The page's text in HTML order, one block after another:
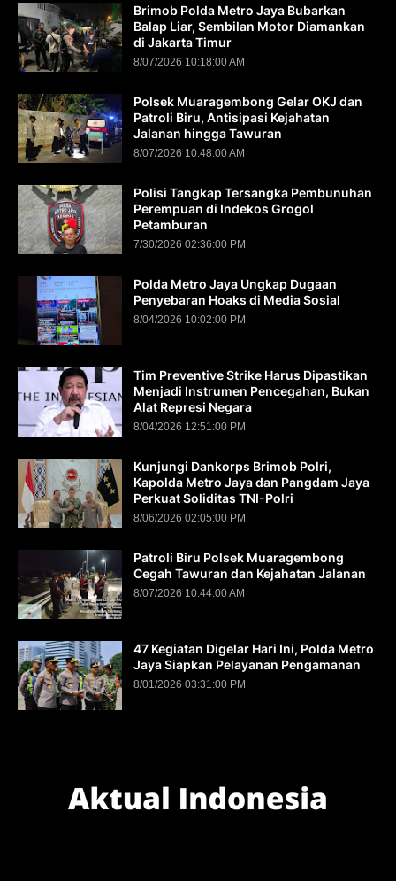
Brimob Polda Metro Jaya Bubarkan
Balap Liar, Sembilan Motor Diamankan
di Jakarta Timur
8/07/2026 10:18:00 AM
Polsek Muaragembong Gelar OKJ dan
Patroli Biru, Antisipasi Kejahatan
Jalanan hingga Tawuran
8/07/2026 10:48:00 AM
Polisi Tangkap Tersangka Pembunuhan
Perempuan di Indekos Grogol
Petamburan
7/30/2026 02:36:00 PM
Polda Metro Jaya Ungkap Dugaan
Penyebaran Hoaks di Media Sosial
8/04/2026 10:02:00 PM
Tim Preventive Strike Harus Dipastikan
Menjadi Instrumen Pencegahan, Bukan
Alat Represi Negara
8/04/2026 12:51:00 PM
Kunjungi Dankorps Brimob Polri,
Kapolda Metro Jaya dan Pangdam Jaya
Perkuat Soliditas TNI-Polri
8/06/2026 02:05:00 PM
Patroli Biru Polsek Muaragembong
Cegah Tawuran dan Kejahatan Jalanan
8/07/2026 10:44:00 AM
47 Kegiatan Digelar Hari Ini, Polda Metro
Jaya Siapkan Pelayanan Pengamanan
8/01/2026 03:31:00 PM